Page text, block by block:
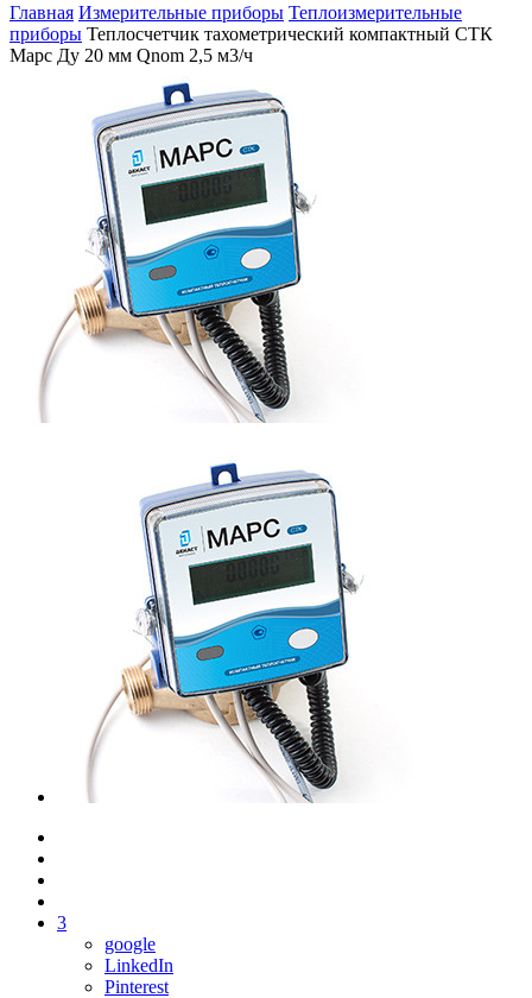
Главная Измерительные приборы Теплоизмерительные
приборы Теплосчетчик тахометрический компактный СТК
Марс Ду 20 мм Qnom 2,5 м3/ч
3
google
LinkedIn
Pinterest